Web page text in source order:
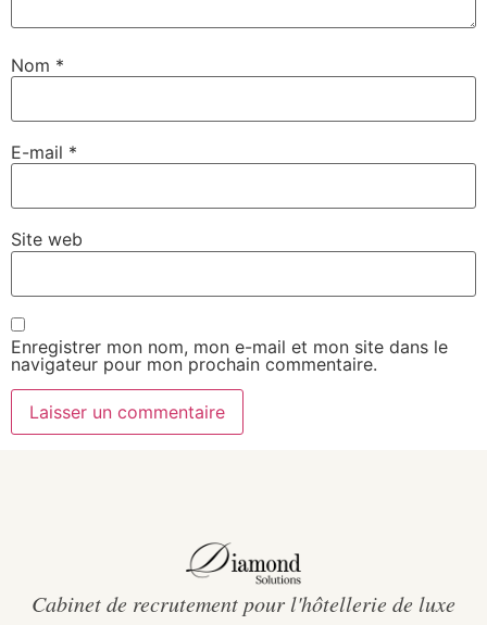
Nom *
E-mail *
Site web
Enregistrer mon nom, mon e-mail et mon site dans le
navigateur pour mon prochain commentaire.
Cabinet de recrutement pour l'hôtellerie de luxe